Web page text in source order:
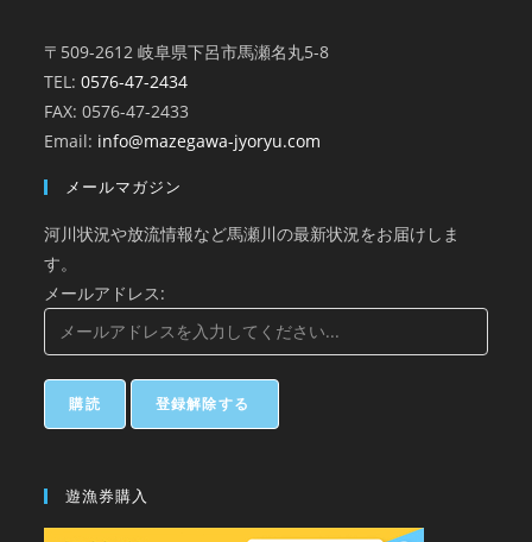
〒509-2612 岐阜県下呂市馬瀬名丸5-8
TEL:0576-47-2434
FAX: 0576-47-2433
Email: info@mazegawa-jyoryu.com
メールマガジン
河川状況や放流情報など馬瀬川の最新状況をお届けしま
す。
メールアドレス:
遊漁券購入